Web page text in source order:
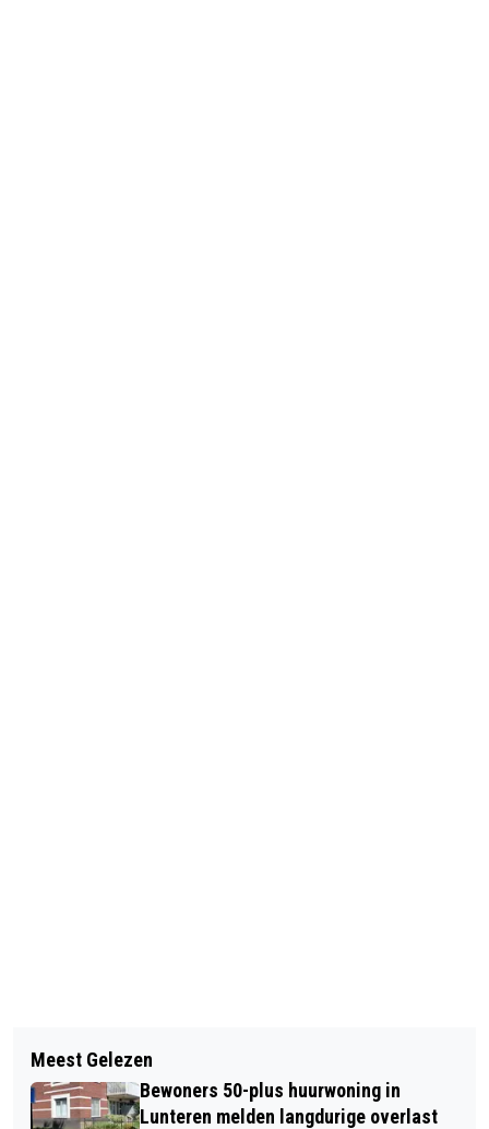
START ZWEMSEIZOEN 2024
THE LIBERTY PROJECT – EDWARD
REEKERS.
Meest Gelezen
Bewoners 50-plus huurwoning in
Lunteren melden langdurige overlast